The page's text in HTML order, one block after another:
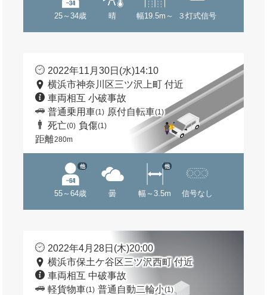
25～34歳 晴 幅19.5m～ ３灯式信号
2022年11月30日(水)14:10
横浜市神奈川区三ツ沢上町 付近
車両相互 小破事故
普通乗用車(1) 原付自転車(1)
死亡(0) 負傷(1)
距離280m
55～64歳
他
曇 幅～3.5m
他
信号なし
2022年4月28日(木)20:00
横浜市保土ケ谷区三ツ沢西町 付近
車両相互 中破事故
軽貨物車(1) 普通自動二輪小(1)